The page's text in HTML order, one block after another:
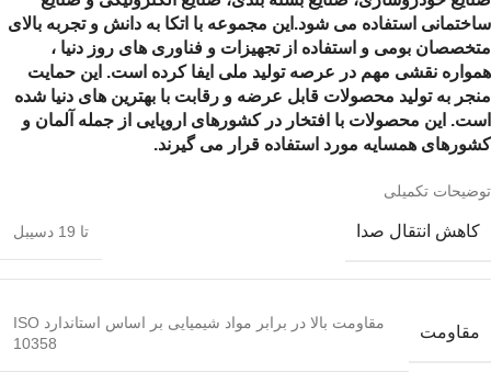
ساختمانی استفاده می شود. این مجموعه با اتکا به دانش و تجربه بالای
متخصصان بومی و استفاده از تجهیزات و فناوری های روز دنیا ،
همواره نقشی مهم در عرصه تولید ملی ایفا کرده است. این حمایت
منجر به تولید محصولات قابل عرضه و رقابت با بهترین های دنیا شده
است. این محصولات با افتخار در کشورهای اروپایی از جمله آلمان و
کشورهای همسایه مورد استفاده قرار می گیرند.
توضیحات تکمیلی
کاهش انتقال صدا تا 19 دسیبل
مقاومت
مقاومت بالا در برابر مواد شیمیایی بر اساس استاندارد ISO
10358